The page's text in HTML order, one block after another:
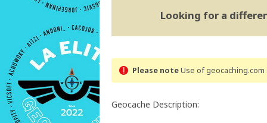
Looking for a
Please noteUse of
Geocache Description: